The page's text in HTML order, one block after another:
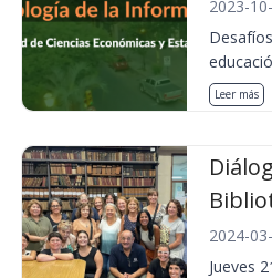
2023-
Leer más
2024-
Jueves